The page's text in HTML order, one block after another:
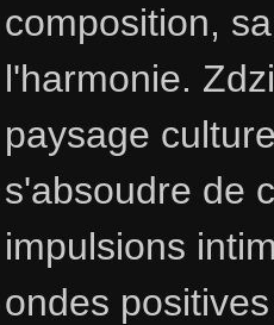
composition,
l'harmonie.
paysage
s'absoudre de
impulsions
ondes